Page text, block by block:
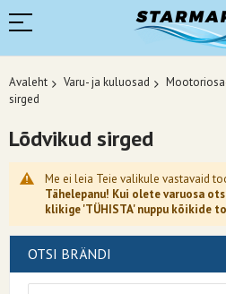
Avaleht Varu- ja kuluosad
sirged
Lõdvikud sirged
Me ei leia Teie valikule vastavaid
Tähelepanu! Kui olete varuosa
klikige 'TÜHISTA' nuppu kõikide
OTSI BRÄNDI